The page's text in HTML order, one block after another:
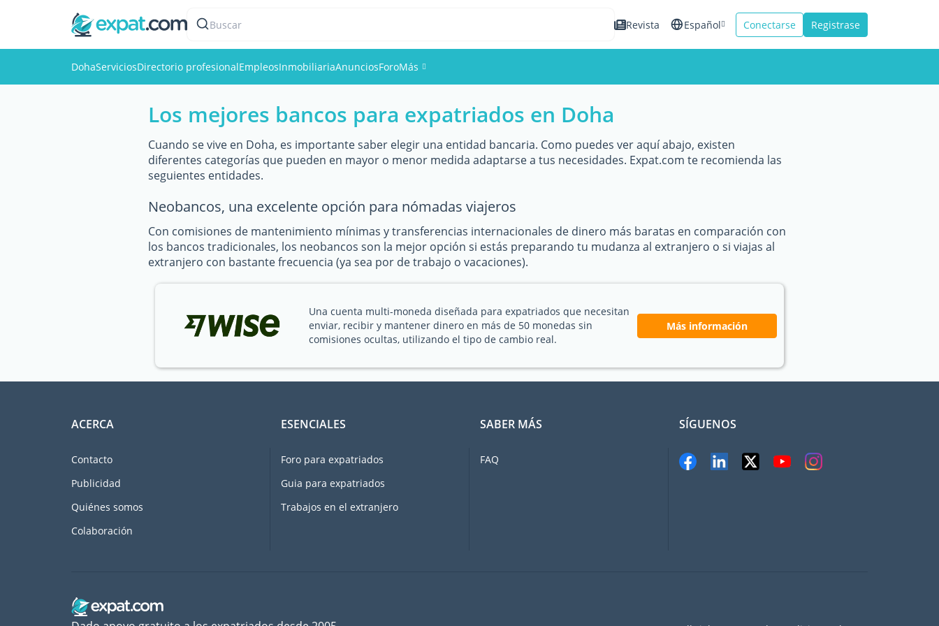
Buscar Revista Español Conectarse Registrase
DohaServiciosDirectorio profesionalEmpleosInmobiliariaAnunciosForoMás
Eventos
Miembros
Los mejores bancos para expatriados en Doha
Cuando se vive en Doha, es importante saber elegir una entidad bancaria. Como puedes ver aquí abajo, existen
diferentes categorías que pueden en mayor o menor medida adaptarse a tus necesidades. Expat.com te recomienda las
seguientes entidades.
Neobancos, una excelente opción para nómadas viajeros
Con comisiones de mantenimiento mínimas y transferencias internacionales de dinero más baratas en comparación con
los bancos tradicionales, los neobancos son la mejor opción si estás preparando tu mudanza al extranjero o si viajas al
extranjero con bastante frecuencia (ya sea por de trabajo o vacaciones).
Una cuenta multi-moneda diseñada para expatriados que necesitan
enviar, recibir y mantener dinero en más de 50 monedas sin
comisiones ocultas, utilizando el tipo de cambio real.
Más información
ACERCA
Contacto
Publicidad
Quiénes somos
Colaboración
ESENCIALES
Foro para expatriados
Guia para expatriados
Trabajos en el extranjero
SABER MÁS
FAQ
SÍGUENOS